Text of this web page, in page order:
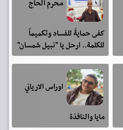
محرم الحاج
كفى حمايةً للفساد وتكميماً
للكلمة.. ارحل يا "نبيل شمسان"
اوراس الارياني
مايا والنافذة